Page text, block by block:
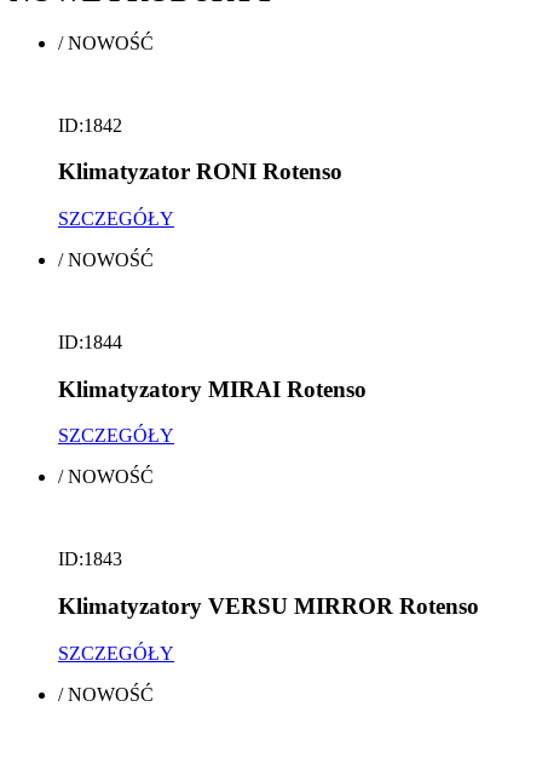
/NOWOŚĆ
ID:1842
Klimatyzator RONI Rotenso
SZCZEGÓŁY
/NOWOŚĆ
ID:1844
Klimatyzatory MIRAI Rotenso
SZCZEGÓŁY
/NOWOŚĆ
ID:1843
Klimatyzatory VERSU MIRROR Rotenso
SZCZEGÓŁY
/NOWOŚĆ